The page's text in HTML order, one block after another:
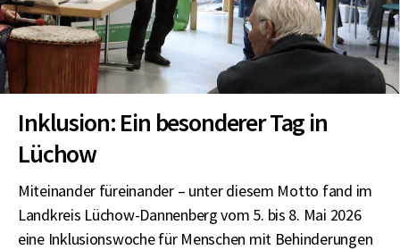
Inklusion: Ein besonderer Tag in
Lüchow
Miteinander füreinander – unter diesem Motto fand im
Landkreis Lüchow-Dannenberg vom 5. bis 8. Mai 2026
eine Inklusionswoche für Menschen mit Behinderungen